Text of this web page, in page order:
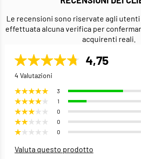
Le recensioni sono riservate agli
effettuata alcuna verifica per
acquirenti reali.
4,75
4 Valutazioni
3
1
0
0
0
Valuta questo prodotto